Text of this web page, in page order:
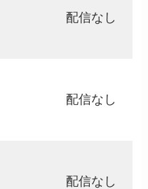
配信なし
配信なし
配信なし